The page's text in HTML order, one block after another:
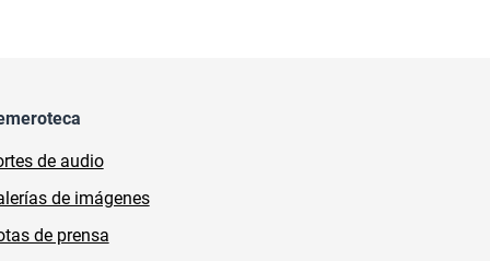
de audio
de imágenes
de prensa